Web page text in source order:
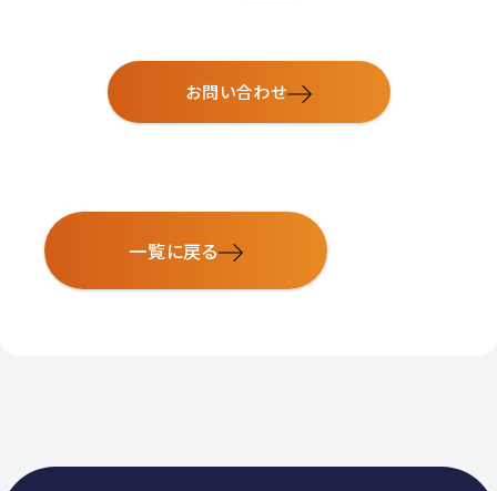
お問い合わせ
一覧に戻る